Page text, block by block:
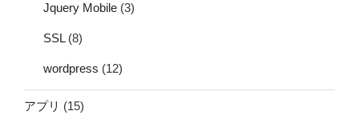
Jquery Mobile (3)
SSL(8)
wordpress (12)
アプリ (15)